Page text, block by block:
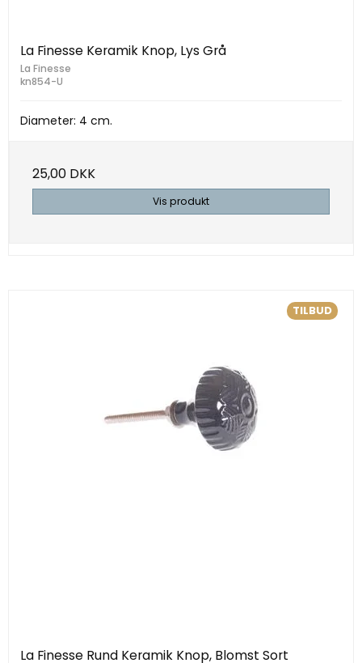
La Finesse Keramik Knop, Lys Grå
La Finesse
kn854-U
Diameter: 4 cm.
25,00 DKK
Vis produkt
TILBUD
La Finesse Rund Keramik Knop, Blomst Sort